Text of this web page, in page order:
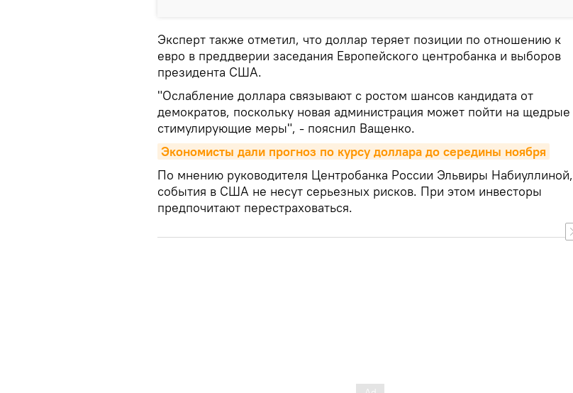
Эксперт также отметил, что доллар теряет позиции по отношению к
евро в преддверии заседания Европейского центробанка и выборов
президента США.
"Ослабление доллара связывают с ростом шансов кандидата от
демократов, поскольку новая администрация может пойти на щедрые
стимулирующие меры", - пояснил Ващенко.
Экономисты дали прогноз по курсу доллара до середины ноября
По мнению руководителя Центробанка России Эльвиры Набиуллиной,
события в США не несут серьезных рисков. При этом инвесторы
предпочитают перестраховаться.